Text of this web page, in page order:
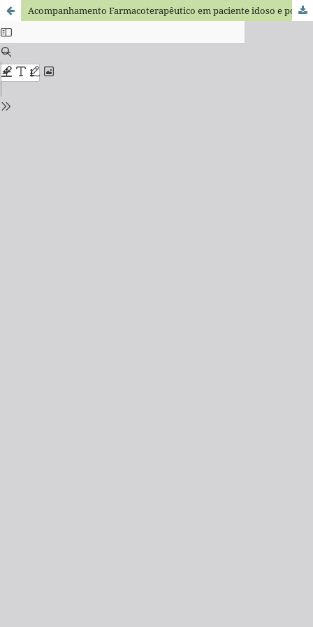
Acompanhamento Farmacoterapêutico em paciente idoso e polifarmácia: um relato de caso